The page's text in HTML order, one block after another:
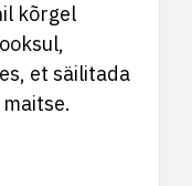
kõrgel
et säilitada